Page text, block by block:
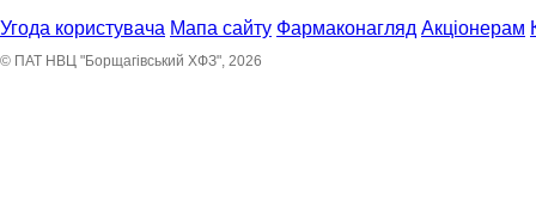
Угода користувача Мапа сайту Фармаконагляд Акціонерам
© ПАТ НВЦ "Борщагівський ХФЗ", 2026